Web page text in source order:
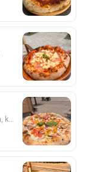
paradicsomszósz, uborka, paradicsom, hagyma, kukorica, feta